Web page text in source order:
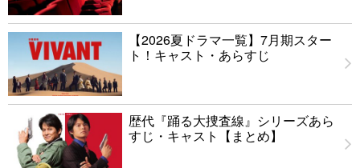
【2026夏ドラマ一覧】7月期スター
ト！キャスト・あらすじ
歴代『踊る大捜査線』シリーズあら
すじ・キャスト【まとめ】